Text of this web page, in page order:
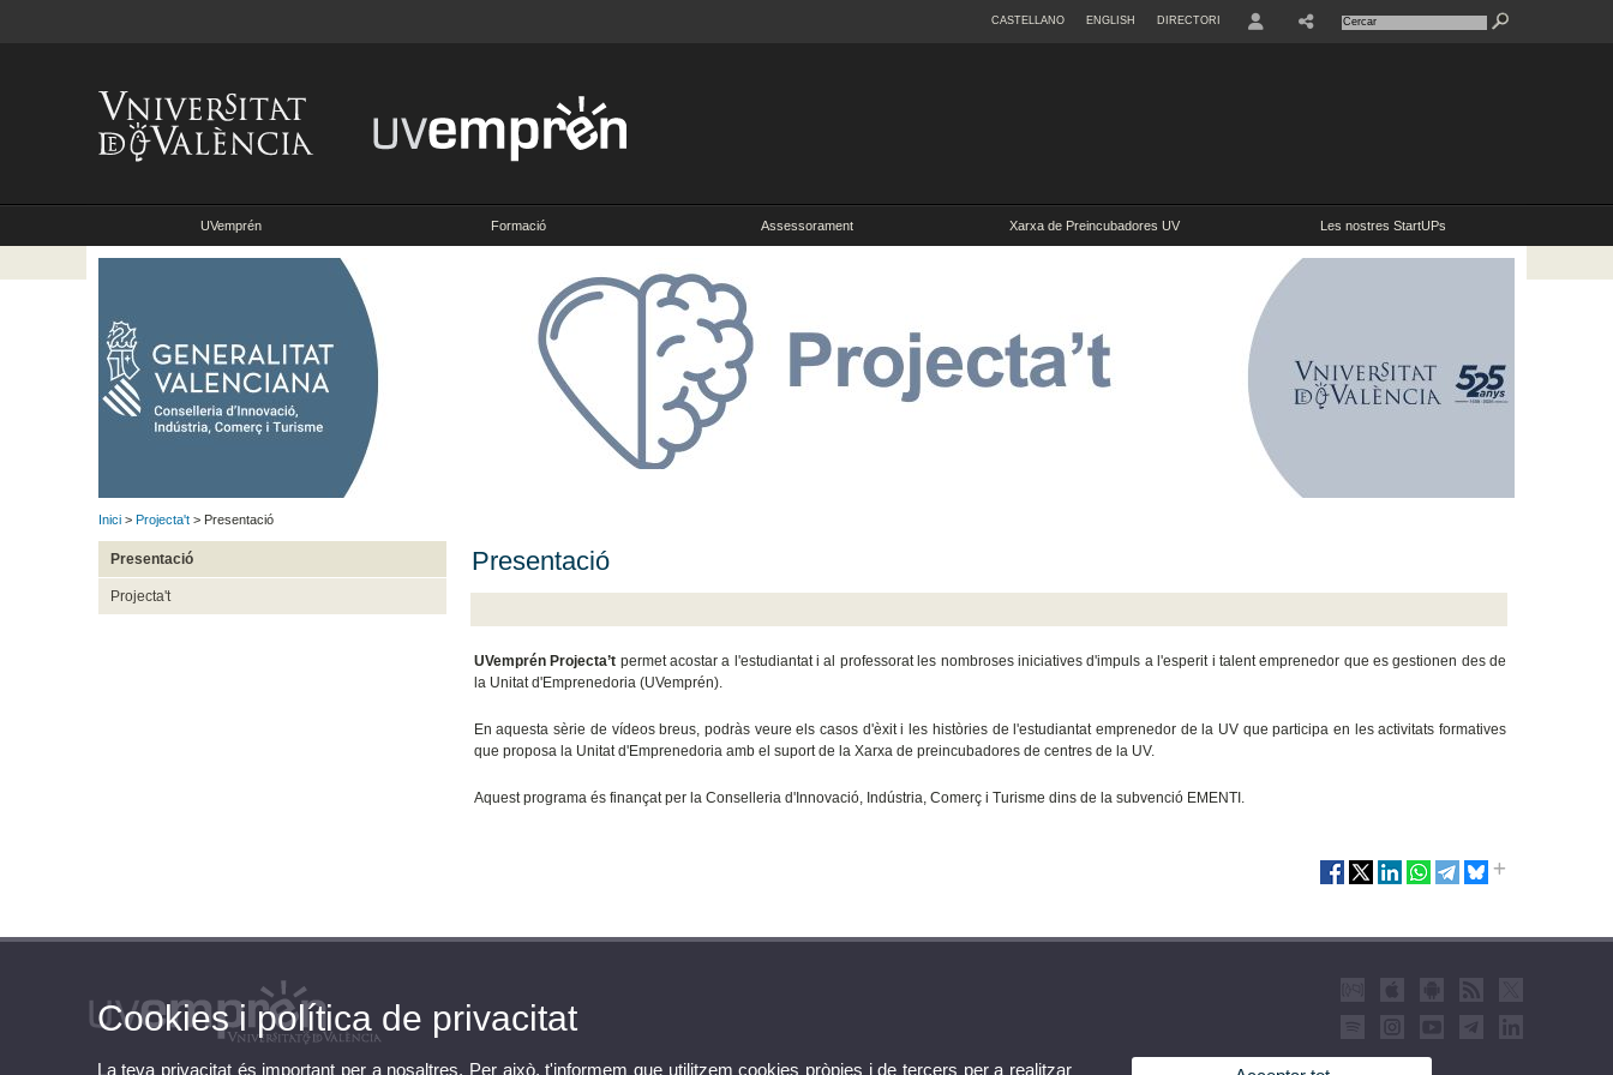
CASTELLANO ENGLISH DIRECTORI
UVemprén Formació Assessorament Xarxa de Preincubadores UV Les nostres StartUPs
Inici > Projecta't > Presentació
Presentació
Projecta't
Presentació
UVemprén Projecta’t permet acostar a l'estudiantat i al professorat les nombroses iniciatives d'impuls a l'esperit i talent emprenedor que es gestionen des de
la Unitat d'Emprenedoria (UVemprén).
En aquesta sèrie de vídeos breus, podràs veure els casos d'èxit i les històries de l'estudiantat emprenedor de la UV que participa en les activitats formatives
que proposa la Unitat d'Emprenedoria amb el suport de la Xarxa de preincubadores de centres de la UV.
Aquest programa és finançat per la Conselleria d'Innovació, Indústria, Comerç i Turisme dins de la subvenció EMENTI.
Cookies i política de privacitat
La teva privacitat és important per a nosaltres. Per això, t'informem que utilitzem cookies pròpies i de tercers per a realitzar